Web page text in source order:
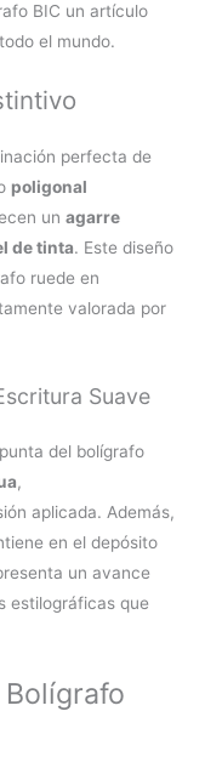
BIC un artículo
el mundo.
perfecta de
poligonal
unagarre
de tinta. Este diseño
ruede en
valorada por
Suave
del bolígrafo
,
aplicada. Además,
en el depósito
un avance
estilográficas que